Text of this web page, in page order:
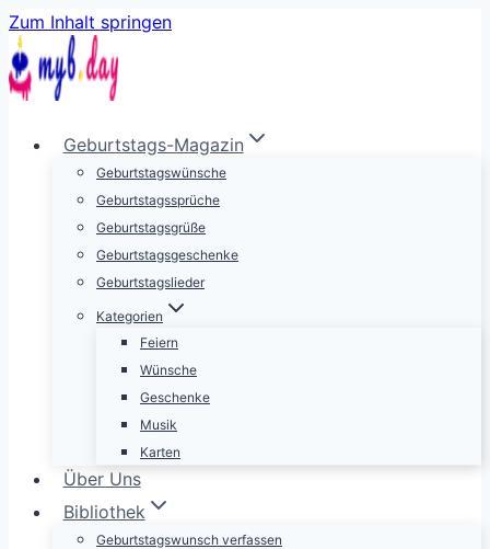
Zum Inhalt springen
Geburtstags-Magazin
Geburtstagswünsche
Geburtstagssprüche
Geburtstagsgrüße
Geburtstagsgeschenke
Geburtstagslieder
Kategorien
Feiern
Wünsche
Geschenke
Musik
Karten
Über Uns
Bibliothek
Geburtstagswunsch verfassen